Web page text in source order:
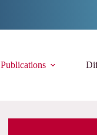
Publications